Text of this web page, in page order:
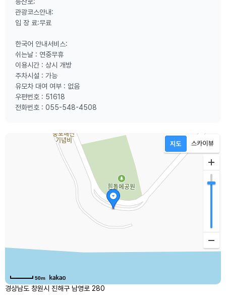
관광코스안내:
입 장 료:무료
한국어 안내서비스:
쉬는날 : 연중무휴
이용시간 : 상시 개방
주차시설 : 가능
유모차 대여 여부 : 없음
우편번호 : 51618
전화번호 : 055-548-4508
50m
경상남도 창원시 진해구 남영로 280